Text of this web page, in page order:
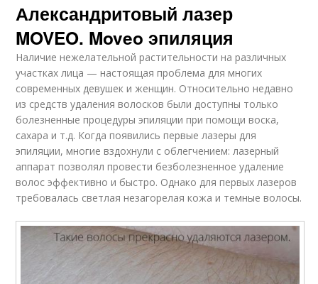
Александритовый лазер
MOVEO. Moveo эпиляция
Наличие нежелательной растительности на различных
участках лица — настоящая проблема для многих
современных девушек и женщин. Относительно недавно
из средств удаления волосков были доступны только
болезненные процедуры эпиляции при помощи воска,
сахара и т.д. Когда появились первые лазеры для
эпиляции, многие вздохнули с облегчением: лазерный
аппарат позволял провести безболезненное удаление
волос эффективно и быстро. Однако для первых лазеров
требовалась светлая незагорелая кожа и темные волосы.